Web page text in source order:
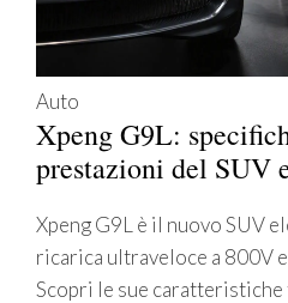
Auto
Xpeng G9L:
prestazioni del SUV
Xpeng G9L è il nuovo SUV
ricarica ultraveloce a 800V
Scopri le sue caratteristiche